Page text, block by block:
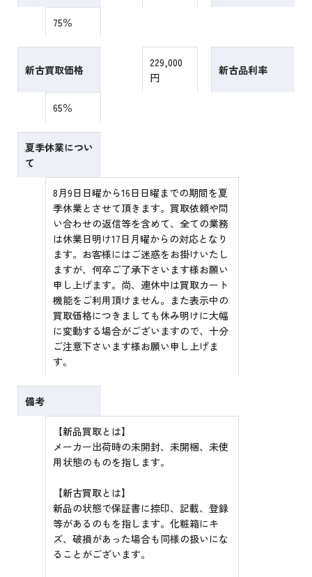
75％
新古買取価格
229,000
円
新古品利率
65％
夏季休業につい
て
8月9日日曜から16日日曜までの期間を夏
季休業とさせて頂きます。買取依頼や問
い合わせの返信等を含めて、全ての業務
は休業日明け17日月曜からの対応となり
ます。お客様にはご迷惑をお掛けいたし
ますが、何卒ご了承下さいます様お願い
申し上げます。尚、連休中は買取カート
機能をご利用頂けません。また表示中の
買取価格につきましても休み明けに大幅
に変動する場合がございますので、十分
ご注意下さいます様お願い申し上げま
す。
備考
【新品買取とは】
メーカー出荷時の未開封、未開梱、未使
用状態のものを指します。
【新古買取とは】
新品の状態で保証書に捺印、記載、登録
等があるのもを指します。化粧箱にキ
ズ、破損があった場合も同様の扱いにな
ることがございます。